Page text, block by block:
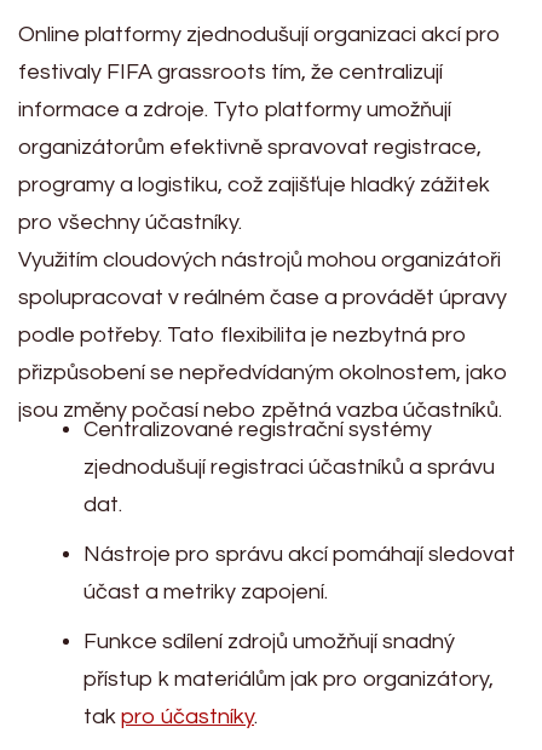
Online platformy zjednodušují organizaci akcí pro
festivaly FIFA grassroots tím, že centralizují
informace a zdroje. Tyto platformy umožňují
organizátorům efektivně spravovat registrace,
programy a logistiku, což zajišťuje hladký zážitek
pro všechny účastníky.
Využitím cloudových nástrojů mohou organizátoři
spolupracovat v reálném čase a provádět úpravy
podle potřeby. Tato flexibilita je nezbytná pro
přizpůsobení se nepředvídaným okolnostem, jako
jsou změny počasí nebo zpětná vazba účastníků.
Centralizované registrační systémy
zjednodušují registraci účastníků a správu
dat.
Nástroje pro správu akcí pomáhají sledovat
účast a metriky zapojení.
Funkce sdílení zdrojů umožňují snadný
přístup k materiálům jak pro organizátory,
tak pro účastníky.